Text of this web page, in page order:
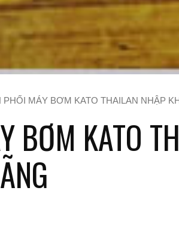
PHỐI MÁY BƠM KATO THAILAN NHẬP
BƠM KATO